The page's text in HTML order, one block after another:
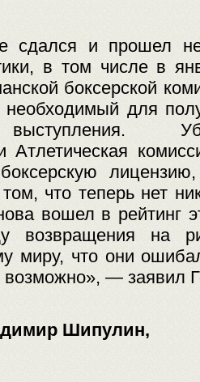
сдался и прошел
в том числе в
боксерской
необходимый для
Атлетическая
что теперь нет
вошел в рейтинг
возвращения на
миру, что они
возможно», — заявил
Шипулин,